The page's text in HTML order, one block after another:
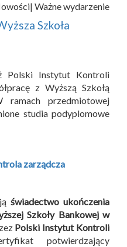
| Ważne wydarzenie
Szkoła
Polski Instytut Kontroli
z Wyższą Szkołą
ramach przedmiotowej
studia podyplomowe
zarządcza
świadectwo ukończenia
Szkoły Bankowej w
Polski Instytut Kontroli
potwierdzający